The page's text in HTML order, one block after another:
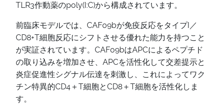
TLR3作動薬のpoly(I:C)から構成されています。
前臨床モデルでは、CAF09bが免疫反応をタイプI／
CD8+T細胞反応にシフトさせる優れた能力を持つこと
が実証されています。CAF09bはAPCによるペプチド
の取り込みを増加させ、APCを活性化して交差提示と
炎症促進性シグナル伝達を刺激し、これによってワク
チン特異的CD4＋T細胞とCD8＋T細胞を活性化しま
す。